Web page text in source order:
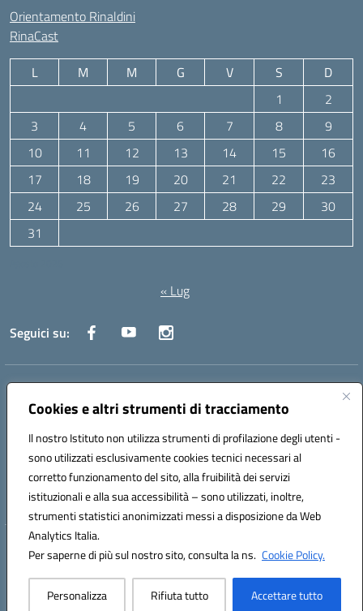
Cookies e altri strumenti di tracciamento
Il nostro Istituto non utilizza strumenti di profilazione degli utenti -
sono utilizzati esclusivamente cookies tecnici necessari al
corretto funzionamento del sito, alla fruibilità dei servizi
istituzionali e alla sua accessibilità – sono utilizzati, inoltre,
strumenti statistici anonimizzati messi a disposizione da Web
Analytics Italia.
Per saperne di più sul nostro sito, consulta la ns. Cookie Policy.
Personalizza Rifiuta tutto Accettare tutto
Orientamento Rinaldini
RinaCast
L M M G V S
D
1
2
3
4 5 6 7 8
9
10
11 12 13 14 15
16
17
18 19 20 21 22
23
24
25 26 27 28 29
30
31
« Lug
Seguici su:
Indirizzo:Via Canale 1, Ancona
Centralino:071 204723 Email:anpc010006@istruzione.it
Codice fiscale: 93020970427
Codice meccanografico:
ANPC010006
Codice unico di fatturazione (CUF): UFBE6V
Hosting & Powered by 3D Solution S.r.l.
Concept & Design by Designers Italia